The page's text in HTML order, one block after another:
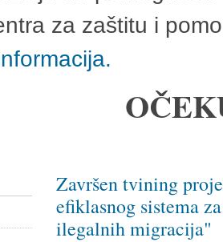
za zaštitu i
Završen tvining
efiklasnog sistema
ilegalnih migracija"